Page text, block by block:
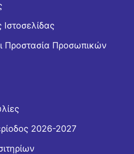
Προστασία Προσωπικών
2026-2027